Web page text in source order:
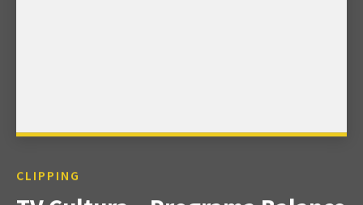
CLIPPING